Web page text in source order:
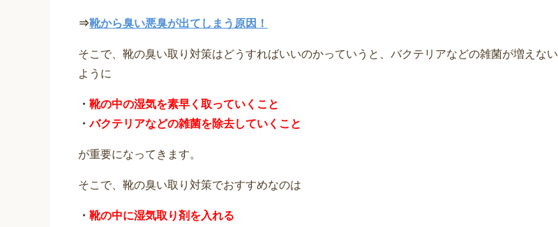
⇒靴から臭い悪臭が出てしまう原因！
そこで、靴の臭い取り対策はどうすればいいのかっていうと、バクテリアなどの雑菌が増えない
ように
・ 靴の中の湿気を素早く取っていくこと
・バクテリアなどの雑菌を除去していくこと
が重要になってきます。
そこで、靴の臭い取り対策でおすすめなのは
・ 靴の中に湿気取り剤を入れる